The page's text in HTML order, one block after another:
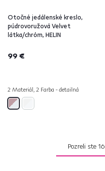
Otočné jedálenské kreslo,
púdrovoružová Velvet
látka/chróm, HELIN
99 €
2 Materiál, 2 Farba - detailná
Pozreli ste 16